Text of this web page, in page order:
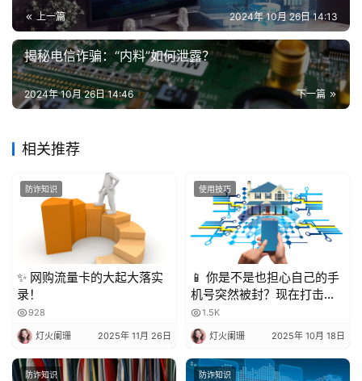
上一篇 2024年 10月 26日 14:13
揭秘电信诈骗：“内料”如何泄露？
下一篇
2024年 10月 26日 14:46
相关推荐
防诈知识
✨ 网购流量卡的大起大落实
录！
928
灯火阑珊 2025年 11月 26日
使用技巧
📱 你是不是也担心自己的手
机号突然被封？现在打击骚
扰电话越来越严格，一不小
心就可能中招！今天就来聊
聊，到底被多少人标记会封
号？又该怎么避免？
1.5K
灯火阑珊 2025年 10月 18日
防诈知识 防诈知识